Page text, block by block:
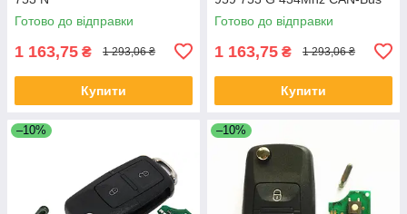
Готово до відправки
1 163,75 ₴ 1 293,06 ₴
Купити
Готово до відправки
1 163,75 ₴ 1 293,06 ₴
Купити
–10% –10%